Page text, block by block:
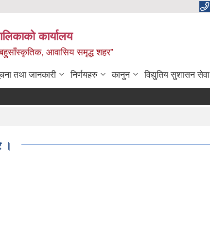
कार्यालय
बहुसाँस्कृतिक, आवासिय समृद्ध शहर”
तथा जानकारी निर्णयहरु कानुन विद्युतिय सुशासन सेवा
।